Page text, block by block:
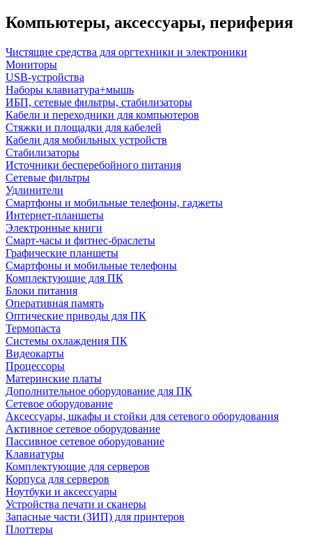
Компьютеры, аксессуары, периферия
Чистящие средства для оргтехники и электроники
Мониторы
USB-устройства
Наборы клавиатура+мышь
ИБП, сетевые фильтры, стабилизаторы
Кабели и переходники для компьютеров
Стяжки и площадки для кабелей
Кабели для мобильных устройств
Стабилизаторы
Источники бесперебойного питания
Сетевые фильтры
Удлинители
Смартфоны и мобильные телефоны, гаджеты
Интернет-планшеты
Электронные книги
Смарт-часы и фитнес-браслеты
Графические планшеты
Смартфоны и мобильные телефоны
Комплектующие для ПК
Блоки питания
Оперативная память
Оптические приводы для ПК
Термопаста
Системы охлаждения ПК
Видеокарты
Процессоры
Материнские платы
Дополнительное оборудование для ПК
Сетевое оборудование
Аксессуары, шкафы и стойки для сетевого оборудования
Активное сетевое оборудование
Пассивное сетевое оборудование
Клавиатуры
Комплектующие для серверов
Корпуса для серверов
Ноутбуки и аксессуары
Устройства печати и сканеры
Запасные части (ЗИП) для принтеров
Плоттеры